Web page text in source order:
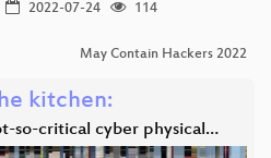
2022-07-24
114
May Contain Hackers 2022
kitchen:
so-critical cyber physical…